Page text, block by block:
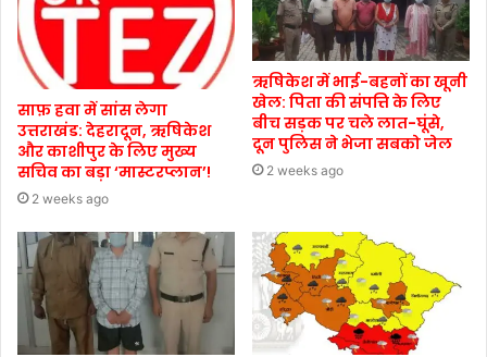
साफ़ हवा में सांस लेगा
उत्तराखंड: देहरादून, ऋषिकेश
और काशीपुर के लिए मुख्य
सचिव का बड़ा ‘मास्टरप्लान’!
2 weeks ago
ऋषिकेश में भाई-बहनों का खूनी
खेल: पिता की संपत्ति के लिए
बीच सड़क पर चले लात-घूंसे,
दून पुलिस ने भेजा सबको जेल
2 weeks ago